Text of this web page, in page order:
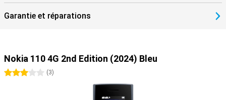
Garantie et réparations
Nokia 110 4G 2nd Edition (2024) Bleu
3 étoiles
(3)